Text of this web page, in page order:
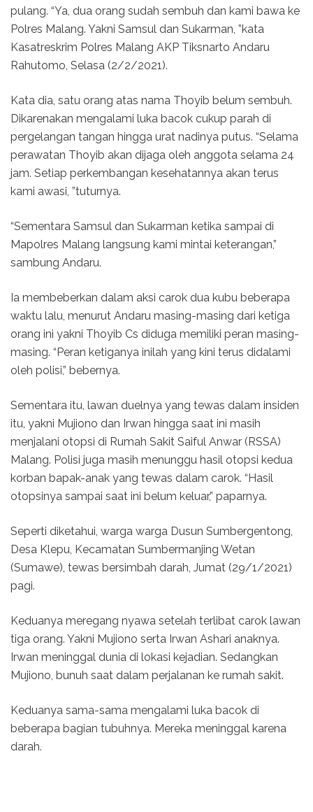
pulang. “Ya, dua orang sudah sembuh dan kami bawa ke
Polres Malang. Yakni Samsul dan Sukarman, ”kata
Kasatreskrim Polres Malang AKP Tiksnarto Andaru
Rahutomo, Selasa (2/2/2021).
Kata dia, satu orang atas nama Thoyib belum sembuh.
Dikarenakan mengalami luka bacok cukup parah di
pergelangan tangan hingga urat nadinya putus. “Selama
perawatan Thoyib akan dijaga oleh anggota selama 24
jam. Setiap perkembangan kesehatannya akan terus
kami awasi, ”tuturnya.
“Sementara Samsul dan Sukarman ketika sampai di
Mapolres Malang langsung kami mintai keterangan,”
sambung Andaru.
Ia membeberkan dalam aksi carok dua kubu beberapa
waktu lalu, menurut Andaru masing-masing dari ketiga
orang ini yakni Thoyib Cs diduga memiliki peran masing-
masing. “Peran ketiganya inilah yang kini terus didalami
oleh polisi,” bebernya.
Sementara itu, lawan duelnya yang tewas dalam insiden
itu, yakni Mujiono dan Irwan hingga saat ini masih
menjalani otopsi di Rumah Sakit Saiful Anwar (RSSA)
Malang. Polisi juga masih menunggu hasil otopsi kedua
korban bapak-anak yang tewas dalam carok. “Hasil
otopsinya sampai saat ini belum keluar,” paparnya.
Seperti diketahui, warga warga Dusun Sumbergentong,
Desa Klepu, Kecamatan Sumbermanjing Wetan
(Sumawe), tewas bersimbah darah, Jumat (29/1/2021)
pagi.
Keduanya meregang nyawa setelah terlibat carok lawan
tiga orang. Yakni Mujiono serta Irwan Ashari anaknya.
Irwan meninggal dunia di lokasi kejadian. Sedangkan
Mujiono, bunuh saat dalam perjalanan ke rumah sakit.
Keduanya sama-sama mengalami luka bacok di
beberapa bagian tubuhnya. Mereka meninggal karena
darah.